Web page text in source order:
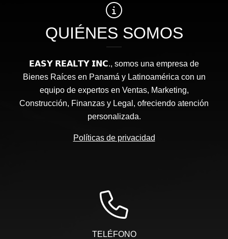
QUIÉNES SOMOS
𝗘𝗔𝗦𝗬 𝗥𝗘𝗔𝗟𝗧𝗬 𝗜𝗡𝗖., somos una empresa de
Bienes Raíces en Panamá y Latinoamérica con un
equipo de expertos en Ventas, Marketing,
Construcción, Finanzas y Legal, ofreciendo atención
personalizada.
Políticas de privacidad
TELÉFONO